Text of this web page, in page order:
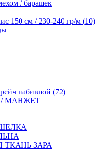
/ барашек
150 см / 230-240 гр/м (10)
набивной (72)
МАНЖЕТ
ЗАРА